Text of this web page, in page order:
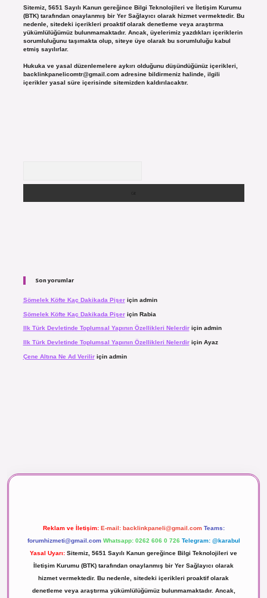
Sitemiz, 5651 Sayılı Kanun gereğince Bilgi Teknolojileri ve İletişim Kurumu
(BTK) tarafından onaylanmış bir Yer Sağlayıcı olarak hizmet vermektedir. Bu
nedenle, sitedeki içerikleri proaktif olarak denetleme veya araştırma
yükümlülüğümüz bulunmamaktadır. Ancak, üyelerimiz yazdıkları içeriklerin
sorumluluğunu taşımakta olup, siteye üye olarak bu sorumluluğu kabul
etmiş sayılırlar.
Hukuka ve yasal düzenlemelere aykırı olduğunu düşündüğünüz içerikleri,
backlinkpanelicomtr@gmail.comadresine bildirmeniz halinde, ilgili
içerikler yasal süre içerisinde sitemizden kaldırılacaktır.
Son yorumlar
Sömelek Köfte Kaç Dakikada Pişeriçin admin
Sömelek Köfte Kaç Dakikada Pişeriçin Rabia
Ilk Türk Devletinde Toplumsal Yapının Özellikleri Nelerdiriçin admin
Ilk Türk Devletinde Toplumsal Yapının Özellikleri Nelerdiriçin Ayaz
Çene Altına Ne Ad Veriliriçin admin
Reklam ve İletişim: E-mail: backlinkpaneli@gmail.com Teams:
forumhizmeti@gmail.com Whatsapp: 0262 606 0 726 Telegram: @karabul
Yasal Uyarı: Sitemiz, 5651 Sayılı Kanun gereğince Bilgi Teknolojileri ve
İletişim Kurumu (BTK) tarafından onaylanmış bir Yer Sağlayıcı olarak
hizmet vermektedir. Bu nedenle, sitedeki içerikleri proaktif olarak
denetleme veya araştırma yükümlülüğümüz bulunmamaktadır. Ancak,